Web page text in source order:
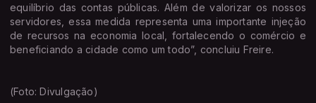
equilíbrio das contas públicas. Além de valorizar os nossos
servidores, essa medida representa uma importante injeção
de recursos na economia local, fortalecendo o comércio e
beneficiando a cidade como um todo”, concluiu Freire.
(Foto: Divulgação)